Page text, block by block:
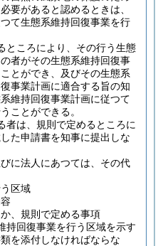
要があると認めるときは、
て生態系維持回復事業を行
ところにより、その行う生態
者がその生態系維持回復事
とができ、及びその生態系
事業計画に適合する旨の知
維持回復事業計画に従つて
ことができる。
者は、規則で定めるところに
た申請書を知事に提出しな
に法人にあつては、その代
区域
、規則で定める事項
持回復事業を行う区域を示す
を添付しなければならな